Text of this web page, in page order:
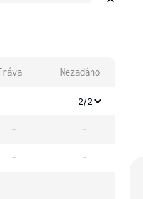
Nezadáno
- 2/2
- -
- -
- -